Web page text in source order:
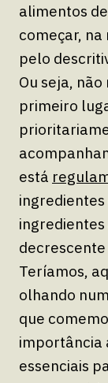
alimentos
começar,
pelo
Ou seja,
primeiro
está
Teríamos,
olhando
que
importância
essenciais